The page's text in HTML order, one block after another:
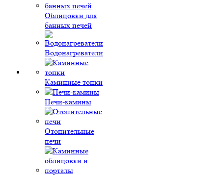
Облицовки для
банных печей
Водонагреватели
Каминные топки
Печи-камины
Отопительные
печи